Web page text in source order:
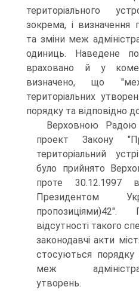
територіального
зокрема, і виз­начення
та зміни меж
одиниць. Наведене
враховано й у
визначено, що
територіальних
порядку та відповідно
Верховною Радою
проект Закону
територіальний
було прийнято
проте 30.12.1997
Президентом
відсутності такого
законодавчі акти
стосуються порядку
меж
утворень.